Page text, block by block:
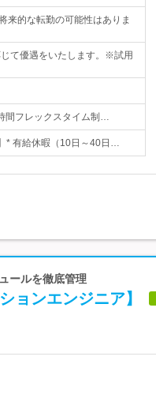
来的な転勤の可能性はありま
て優遇をいたします。※試用
間フレックスタイム制…
* 有給休暇（10日～40日…
ールを徹底管理
ョンエンジニア】